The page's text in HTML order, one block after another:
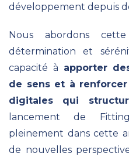
développement depuis
Nous abordons
détermination et
capacité à apporter
de sens et à
digitales qui
lancement de
pleinement dans cette
de nouvelles